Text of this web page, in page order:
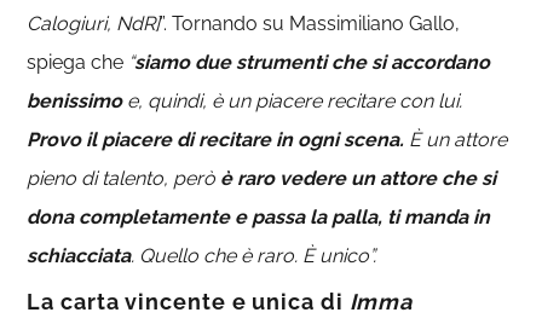
Calogiuri, NdR]”. Tornando su Massimiliano Gallo,
spiega che “siamo due strumenti che si accordano
benissimoe, quindi, è un piacere recitare con lui.
Provo il piacere di recitare in ogni scena. È un attore
pieno di talento, però è raro vedere un attore che si
dona completamente e passa la palla, ti manda in
schiacciata. Quello che è raro. È unico”.
La carta vincente e unica di Imma